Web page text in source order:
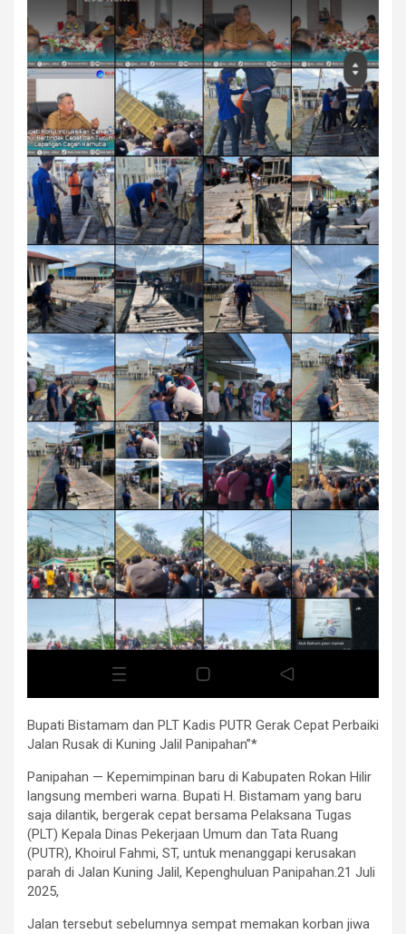
Bupati Bistamam dan PLT Kadis PUTR Gerak Cepat Perbaiki
Jalan Rusak di Kuning Jalil Panipahan”*
Panipahan — Kepemimpinan baru di Kabupaten Rokan Hilir
langsung memberi warna. Bupati H. Bistamam yang baru
saja dilantik, bergerak cepat bersama Pelaksana Tugas
(PLT) Kepala Dinas Pekerjaan Umum dan Tata Ruang
(PUTR), Khoirul Fahmi, ST, untuk menanggapi kerusakan
parah di Jalan Kuning Jalil, Kepenghuluan Panipahan.21 Juli
2025,
Jalan tersebut sebelumnya sempat memakan korban jiwa